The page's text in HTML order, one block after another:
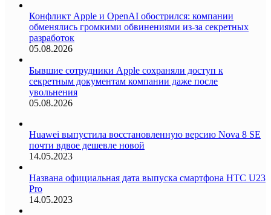
Конфликт Apple и OpenAI обострился: компании
обменялись громкими обвинениями из-за секретных
разработок
05.08.2026
Бывшие сотрудники Apple сохраняли доступ к
секретным документам компании даже после
увольнения
05.08.2026
Huawei выпустила восстановленную версию Nova 8 SE
почти вдвое дешевле новой
14.05.2023
Названа официальная дата выпуска смартфона HTC U23
Pro
14.05.2023